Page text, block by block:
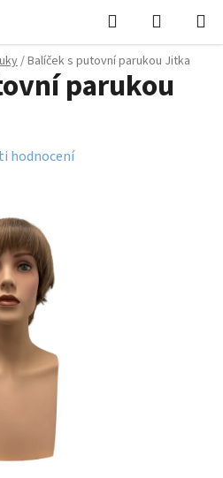
Hledat
KOŠÍK
/Balíček s putovní parukou Jitka
parukou
hodnocení